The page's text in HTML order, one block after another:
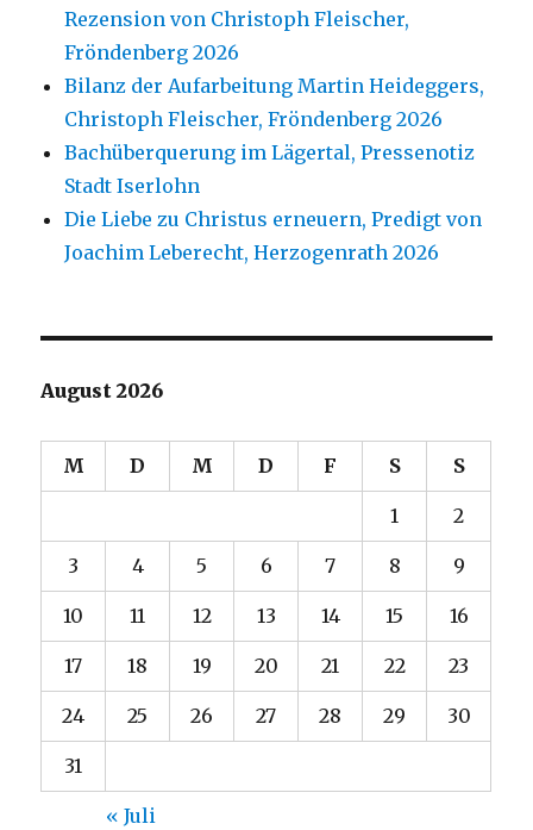
Rezension von Christoph Fleischer,
Fröndenberg 2026
Bilanz der Aufarbeitung Martin Heideggers,
Christoph Fleischer, Fröndenberg 2026
Bachüberquerung im Lägertal, Pressenotiz
Stadt Iserlohn
Die Liebe zu Christus erneuern, Predigt von
Joachim Leberecht, Herzogenrath 2026
August 2026
M D M D F S S
1 2
3 4 5 6 7 8 9
10 11 12 13 14 15 16
17 18 19 20 21 22 23
24 25 26 27 28 29 30
31
« Juli